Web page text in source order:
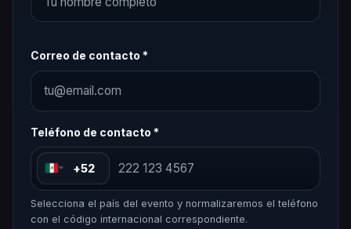
Correo de contacto *
Teléfono de contacto *
+52
Selecciona el país del evento y normalizaremos el teléfono
con el código internacional correspondiente.